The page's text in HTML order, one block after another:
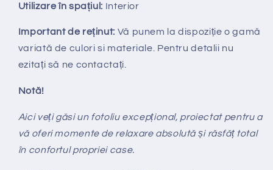
Utilizare în spațiul: Interior
Important de reținut: Vă punem la dispozițieo gamă
variată de culori si materiale. Pentru detalii nu
ezitați să ne contactați.
Notă!
Aici veți găsi un fotoliu excepțional, proiectat pentru a
vă oferi momente de relaxare absolută și răsfăț total
în confortul propriei case.